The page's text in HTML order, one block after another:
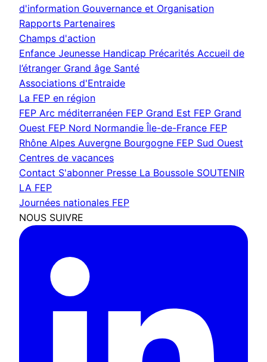
d'information Gouvernance et Organisation
Rapports Partenaires
Champs d'action
Enfance Jeunesse Handicap Précarités Accueil de
l’étranger Grand âge Santé
Associations d'Entraide
La FEP en région
FEP Arc méditerranéen FEP Grand Est FEP Grand
Ouest FEP Nord Normandie Île-de-France FEP
Rhône Alpes Auvergne Bourgogne FEP Sud Ouest
Centres de vacances
Contact S'abonner Presse La Boussole SOUTENIR
LA FEP
Journées nationales FEP
NOUS SUIVRE